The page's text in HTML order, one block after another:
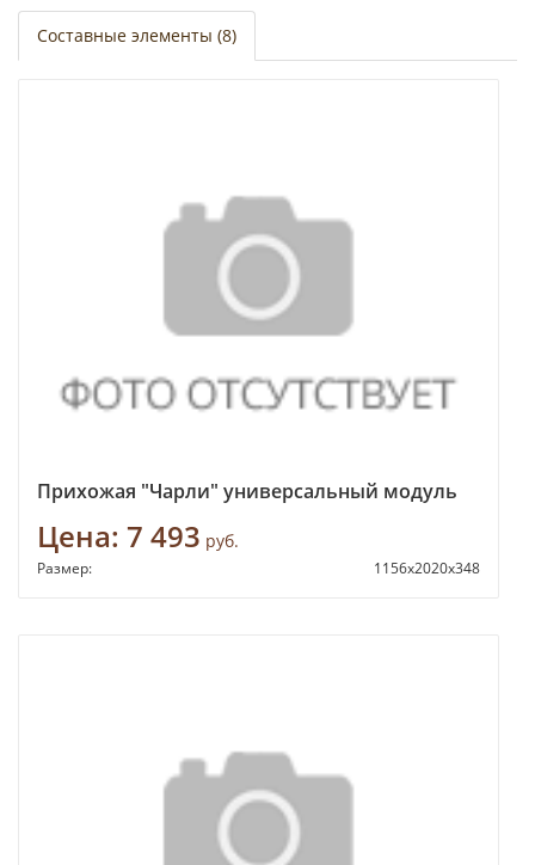
Составные элементы (8)
Прихожая "Чарли" универсальный модуль
Цена: 7 493 руб.
Размер: 1156х2020х348